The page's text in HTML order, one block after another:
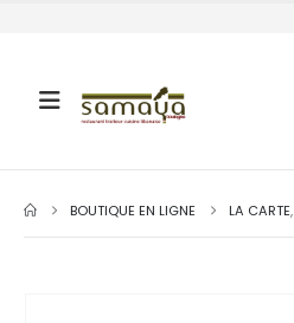
BOUTIQUE EN LIGNE LA CARTE,